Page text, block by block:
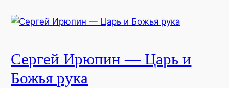
Сергей Ирюпин — Царь и
Божья рука